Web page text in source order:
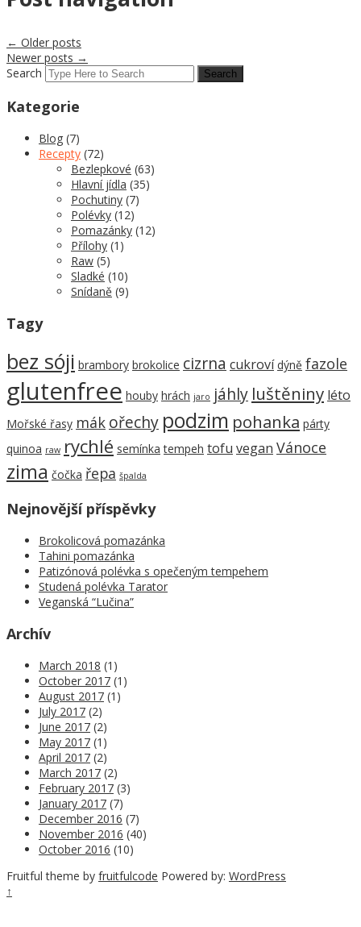
← Older posts
Newer posts →
Search
Kategorie
Blog (7)
Recepty (72)
Bezlepkové (63)
Hlavní jídla (35)
Pochutiny (7)
Polévky (12)
Pomazánky (12)
Přílohy (1)
Raw (5)
Sladké (10)
Snídaně (9)
Tagy
bez sóji brambory brokolice cizrna cukroví dýně fazole
glutenfree houby hrách jaro jáhly luštěniny léto
Mořské řasy mák ořechy podzim pohanka párty
quinoa raw rychlé semínka tempeh tofu vegan Vánoce
zima čočka řepa špalda
Nejnovější příspěvky
Brokolicová pomazánka
Tahini pomazánka
Patizónová polévka s opečeným tempehem
Studená polévka Tarator
Veganská “Lučina”
Archív
March 2018 (1)
October 2017 (1)
August 2017 (1)
July 2017 (2)
June 2017 (2)
May 2017 (1)
April 2017 (2)
March 2017 (2)
February 2017 (3)
January 2017 (7)
December 2016 (7)
November 2016 (40)
October 2016 (10)
Fruitful theme by fruitfulcode Powered by: WordPress
↑